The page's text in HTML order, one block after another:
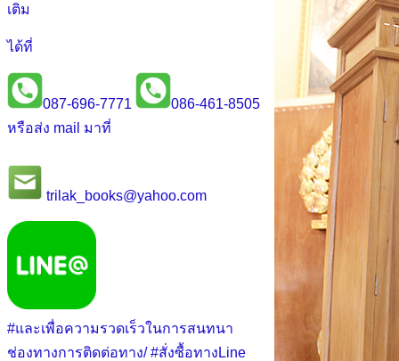
เติม
ได้ที่
087-696-7771
086-461-8505
หรือส่ง mail มาที่
trilak_books@yahoo.com
#และเพื่อความรวดเร็วในการสนทนา
ช่องทางการติดต่อทาง/ #สั่งซื้อทางLine